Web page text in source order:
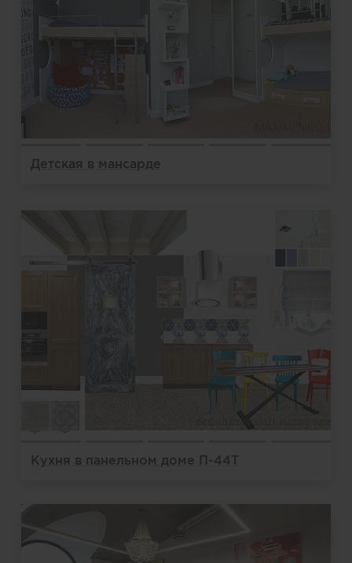
Детская в мансарде
Кухня в панельном доме П-44Т